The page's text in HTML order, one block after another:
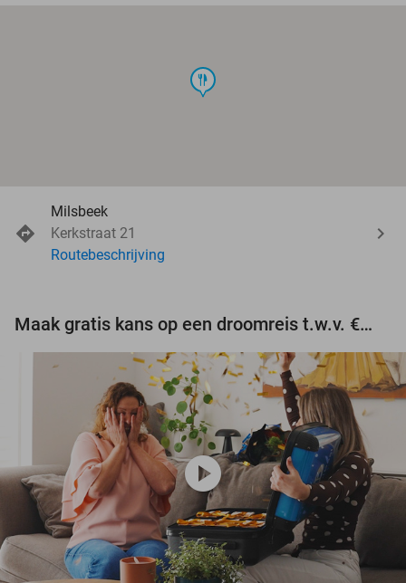
food
Milsbeek
Kerkstraat 21
Routebeschrijving
Maak gratis kans op een droomreis t.w.v. €3.000!
play_circle